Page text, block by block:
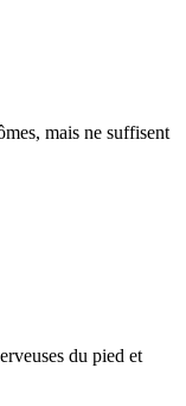
mais ne suffisent
du pied et